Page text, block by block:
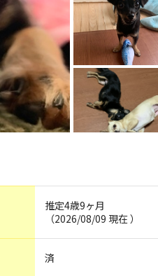
推定4歳9ヶ月
（2026/08/09 現在 ）
済